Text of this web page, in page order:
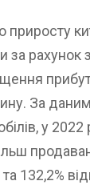
приросту
за рахунок
За
у 2022
132,2%